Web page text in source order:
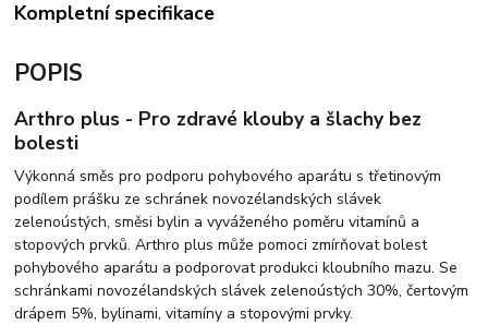
Kompletní specifikace
POPIS
Arthro plus - Pro zdravé klouby a šlachy bez
bolesti
Výkonná směs pro podporu pohybového aparátu s třetinovým
podílem prášku ze schránek novozélandských slávek
zelenoústých, směsi bylin a vyváženého poměru vitamínů a
stopových prvků. Arthro plus může pomoci zmírňovat bolest
pohybového aparátu a podporovat produkci kloubního mazu. Se
schránkami novozélandských slávek zelenoústých 30%, čertovým
drápem 5%, bylinami, vitamíny a stopovými prvky.